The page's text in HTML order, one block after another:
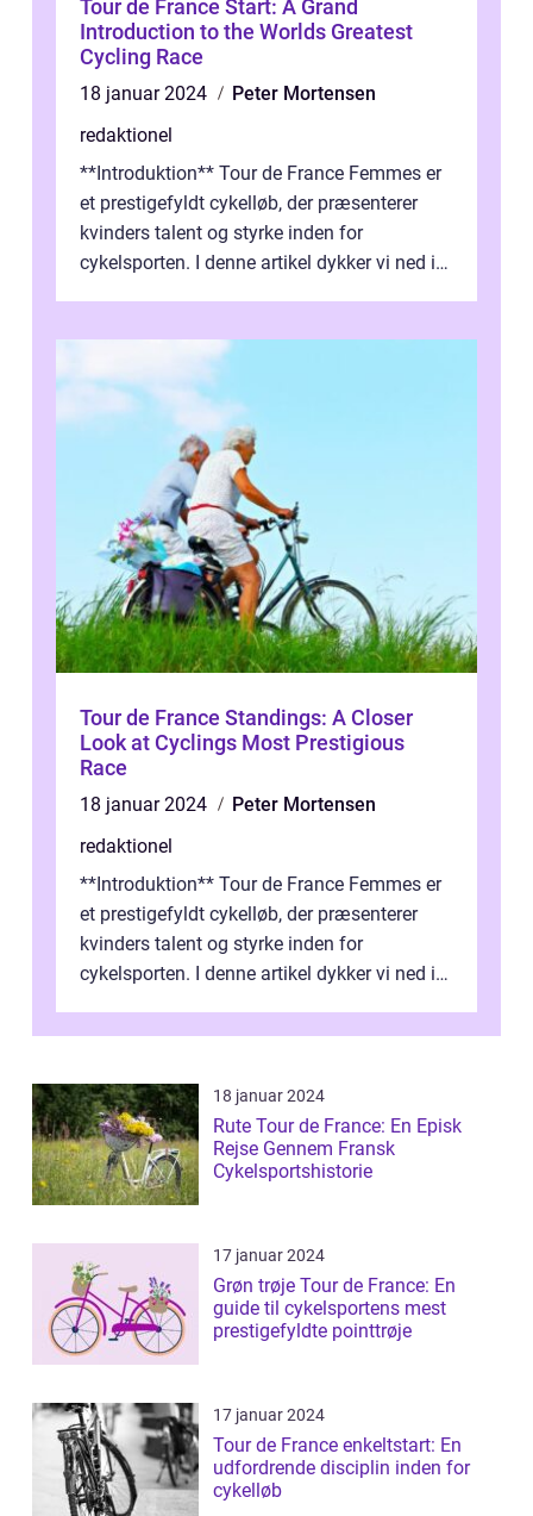
Tour de France Start: A Grand
Introduction to the Worlds Greatest
Cycling Race
18 januar 2024
Peter Mortensen
redaktionel
**Introduktion** Tour de France Femmes er
et prestigefyldt cykelløb, der præsenterer
kvinders talent og styrke inden for
cykelsporten. I denne artikel dykker vi ned i
Tour de France Standings: A Closer
Look at Cyclings Most Prestigious
Race
18 januar 2024
Peter Mortensen
redaktionel
**Introduktion** Tour de France Femmes er
et prestigefyldt cykelløb, der præsenterer
kvinders talent og styrke inden for
cykelsporten. I denne artikel dykker vi ned i
18 januar 2024
Rute Tour de France: En Episk
Rejse Gennem Fransk
Cykelsportshistorie
17 januar 2024
Grøn trøje Tour de France: En
guide til cykelsportens mest
prestigefyldte pointtrøje
17 januar 2024
Tour de France enkeltstart: En
udfordrende disciplin inden for
cykelløb